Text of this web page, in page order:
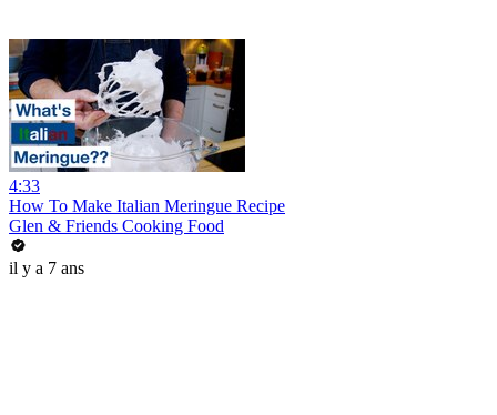
4:33
How To Make Italian Meringue Recipe
Glen & Friends Cooking Food
il y a 7 ans